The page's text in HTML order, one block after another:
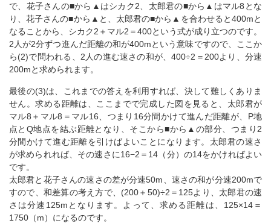
で、花子さんの■から▲はシカク2、太郎君の■から▲はマル8とな
り、花子さんの■から▲と、太郎君の■から▲を合わせると400mと
なることから、シカク2＋マル2＝400という式が成り立つのです。
2人が2分ずつ進んだ距離の和が400mという意味ですので、ここか
ら(2)で問われる、2人の進む速さの和が、400÷2＝200より、分速
200mと求められます。
最後の(3)は、これまでの答えを利用すれば、決して難しくありま
せん。求める距離は、ここまでで完成した図を見ると、太郎君が
マル8＋マル8＝マル16、つまり16分間かけて進んだ距離が、P地
点とQ地点を結ぶ距離となり、そこから■から▲の部分、つまり2
分間かけて進む距離を引けばよいことになります。太郎君の速さ
が求められれば、その速さに16−2＝14（分）の14をかければよい
です。
太郎君と花子さんの速さの差が分速50m、速さの和が分速200mで
すので、和差算の考え方で、(200＋50)÷2＝125より、太郎君の速
さは分速125mとなります。よって、求める距離は、125×14＝
1750（m）になるのです。